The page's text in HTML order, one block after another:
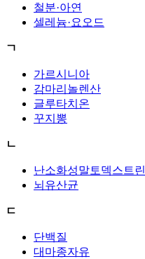
철분·아연
셀레늄·요오드
ㄱ
가르시니아
감마리놀렌산
글루타치온
꾸지뽕
ㄴ
난소화성말토덱스트린
뇌유산균
ㄷ
단백질
대마종자유